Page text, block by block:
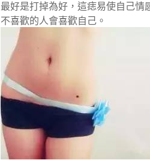
最好是打掉為好，這痣易使自己情
不喜歡的人會喜歡自己。